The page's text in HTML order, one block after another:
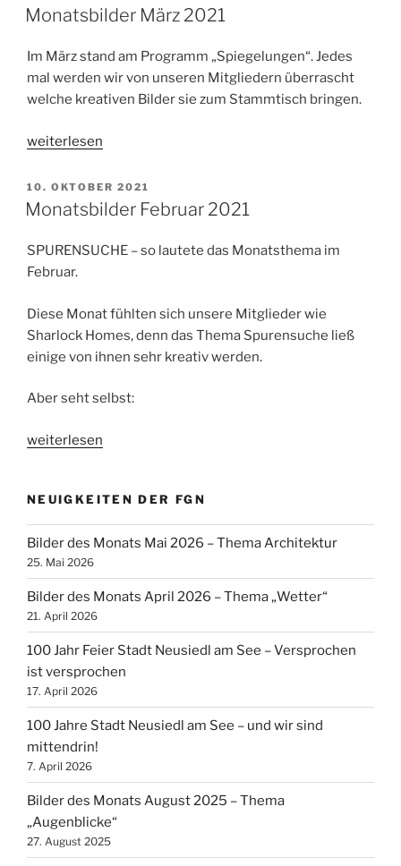
AM
Monatsbilder März 2021
Im März stand am Programm „Spiegelungen“. Jedes
mal werden wir von unseren Mitgliedern überrascht
welche kreativen Bilder sie zum Stammtisch bringen.
„Monatsbilder
2021“
weiterlesen
VERÖFFENTLICHT
AM
10. OKTOBER 2021
Monatsbilder Februar 2021
SPURENSUCHE – so lautete das Monatsthema im
Februar.
Diese Monat fühlten sich unsere Mitglieder wie
Sharlock Homes, denn das Thema Spurensuche ließ
einige von ihnen sehr kreativ werden.
Aber seht selbst:
„Monatsbilder
weiterlesen
NEUIGKEITEN DER FGN
Bilder des Monats Mai 2026 – Thema Architektur
25. Mai 2026
Bilder des Monats April 2026 – Thema „Wetter“
21. April 2026
100 Jahr Feier Stadt Neusiedl am See – Versprochen
ist versprochen
17. April 2026
100 Jahre Stadt Neusiedl am See – und wir sind
mittendrin!
7. April 2026
Bilder des Monats August 2025 – Thema
„Augenblicke“
27. August 2025